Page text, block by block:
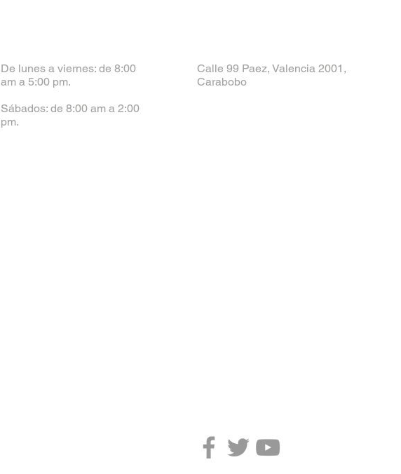
De lunes a viernes: de 8:00
am a 5:00 pm.
Sábados: de 8:00 am a 2:00
pm.
Calle 99 Paez, Valencia 2001,
Carabobo